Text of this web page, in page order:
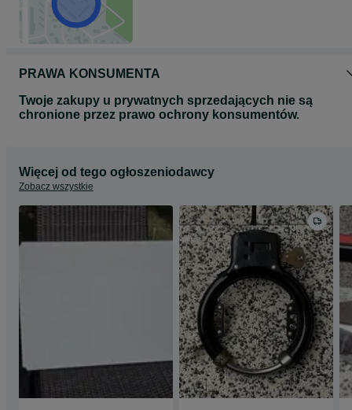
PRAWA KONSUMENTA
Twoje zakupy u prywatnych sprzedających nie są
chronione przez prawo ochrony konsumentów.
Więcej od tego ogłoszeniodawcy
Zobacz wszystkie